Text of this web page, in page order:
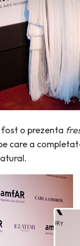
o prezenta
care a